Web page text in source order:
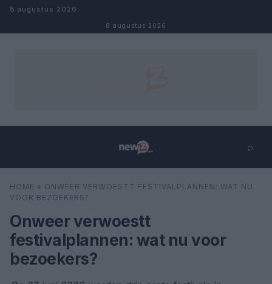
Naar inhoud
8 augustus 2026
8 augustus 2026
⌕
Zoeken ⌕ ×
HOME » ONWEER VERWOESTT FESTIVALPLANNEN: WAT NU
VOOR BEZOEKERS?
Onweer verwoestt
festivalplannen: wat nu voor
bezoekers?